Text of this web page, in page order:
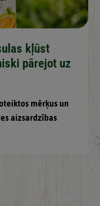
kļūst
pārejot uz
mērķus un
aizsardzības